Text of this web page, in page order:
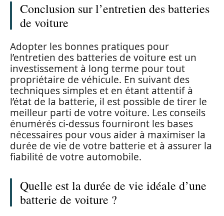
Conclusion sur l’entretien des batteries
de voiture
Adopter les bonnes pratiques pour
l’entretien des batteries de voiture est un
investissement à long terme pour tout
propriétaire de véhicule. En suivant des
techniques simples et en étant attentif à
l’état de la batterie, il est possible de tirer le
meilleur parti de votre voiture. Les conseils
énumérés ci-dessus fourniront les bases
nécessaires pour vous aider à maximiser la
durée de vie de votre batterie et à assurer la
fiabilité de votre automobile.
Quelle est la durée de vie idéale d’une
batterie de voiture ?